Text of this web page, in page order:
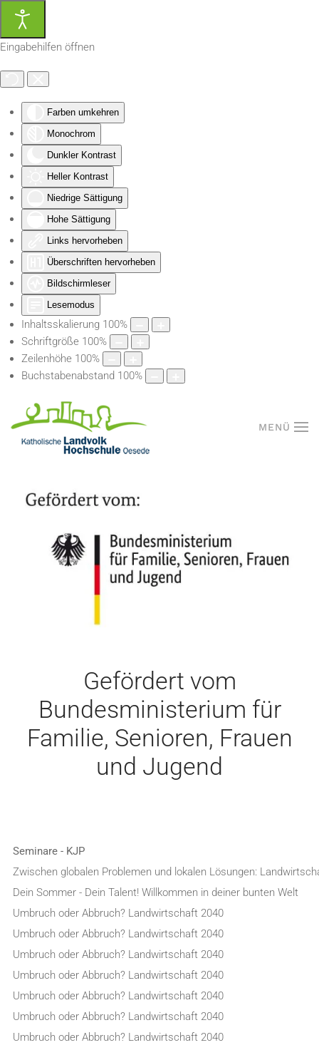
Eingabehilfen öffnen
Farben umkehren
Monochrom
Dunkler Kontrast
Heller Kontrast
Niedrige Sättigung
Hohe Sättigung
Links hervorheben
Überschriften hervorheben
Bildschirmleser
Lesemodus
Inhaltsskalierung 100%
Schriftgröße 100%
Zeilenhöhe 100%
Buchstabenabstand 100%
Zum Hauptinhalt springen
MENÜ
Gefördert vom
Bundesministerium für
Familie, Senioren, Frauen
und Jugend
Seminare - KJP
Zwischen globalen Problemen und lokalen Lösungen:
Dein Sommer - Dein Talent! Willkommen in deiner bunten Welt
Umbruch oder Abbruch? Landwirtschaft 2040
Umbruch oder Abbruch? Landwirtschaft 2040
Umbruch oder Abbruch? Landwirtschaft 2040
Umbruch oder Abbruch? Landwirtschaft 2040
Umbruch oder Abbruch? Landwirtschaft 2040
Umbruch oder Abbruch? Landwirtschaft 2040
Umbruch oder Abbruch? Landwirtschaft 2040